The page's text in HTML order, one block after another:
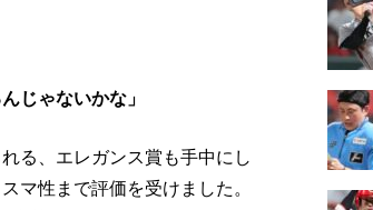
じゃないかな」
る、エレガンス賞も手中にし
マ性まで評価を受けました。